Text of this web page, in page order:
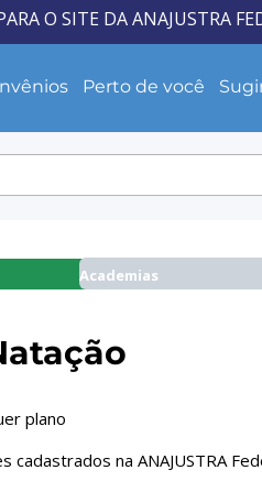
O SITE DA ANAJUSTRA
Perto de você
Academias
plano
na ANAJUSTRA